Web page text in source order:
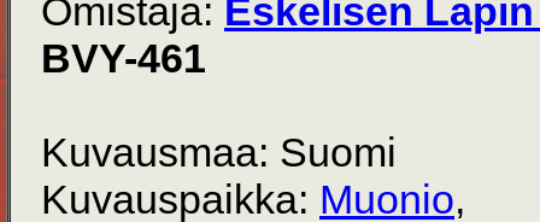
Omistaja: Eskelisen
BVY-461
Kuvausmaa: Suomi
Kuvauspaikka: Muonio,